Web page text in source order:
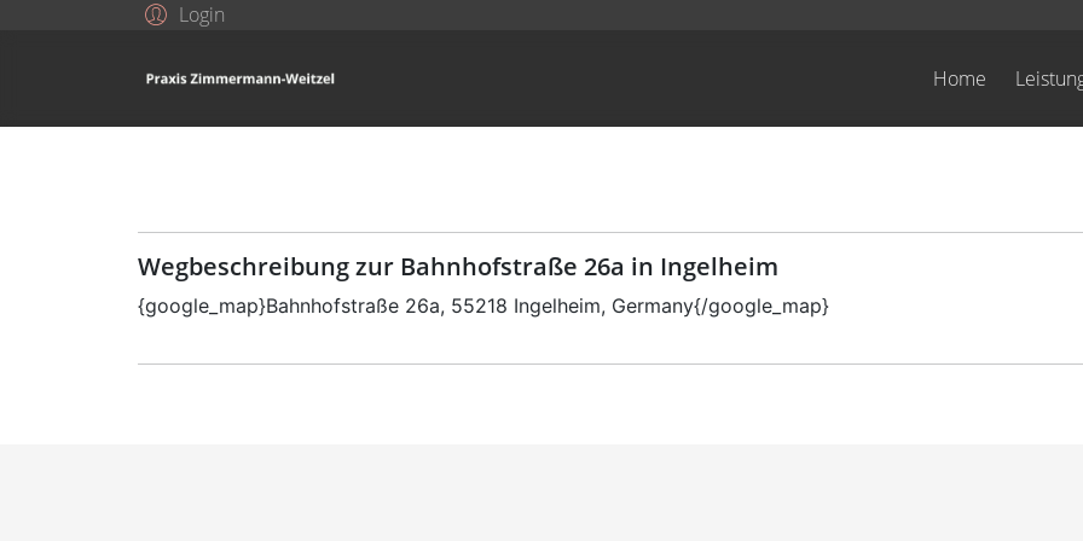
Login
Home
Wegbeschreibung zur Bahnhofstraße 26a in Ingelheim
{google_map}Bahnhofstraße 26a, 55218 Ingelheim, Germany{/google_map}